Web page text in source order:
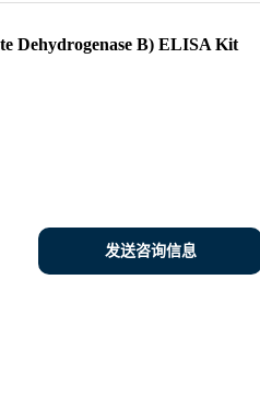
Dehydrogenase B) ELISA Kit
发送咨询信息